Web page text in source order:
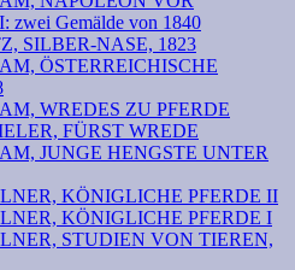
zwei Gemälde von 1840
SILBER-NASE, 1823
ÖSTERREICHISCHE
WREDES ZU PFERDE
FÜRST WREDE
JUNGE HENGSTE UNTER
KÖNIGLICHE PFERDE II
KÖNIGLICHE PFERDE I
STUDIEN VON TIEREN,